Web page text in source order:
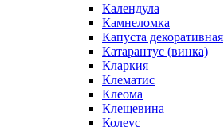
Календула
Камнеломка
Капуста декоративная
Катарантус (винка)
Кларкия
Клематис
Клеома
Клещевина
Колеус